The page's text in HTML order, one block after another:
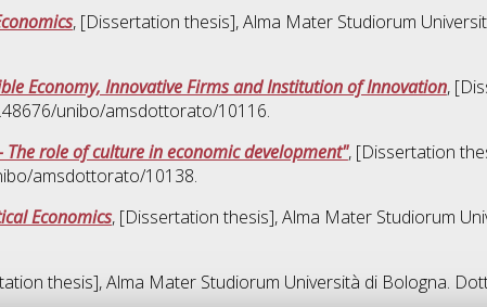
, [Dissertation thesis], Alma Mater Studiorum
Economy, Innovative Firms and Institution of Innovation,
unibo/amsdottorato/10116.
The role of culture in economic development", [Dissertation
amsdottorato/10138.
Economics, [Dissertation thesis], Alma Mater Studiorum
thesis], Alma Mater Studiorum Università di Bologna.